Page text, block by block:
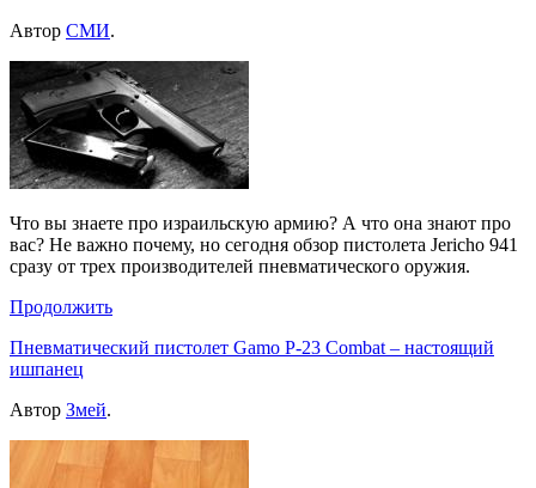
Автор СМИ.
Что вы знаете про израильскую армию? А что она знают про
вас? Не важно почему, но сегодня обзор пистолета Jericho 941
сразу от трех производителей пневматического оружия.
Продолжить
Пневматический пистолет Gamo Р-23 Combat – настоящий
ишпанец
Автор Змей.